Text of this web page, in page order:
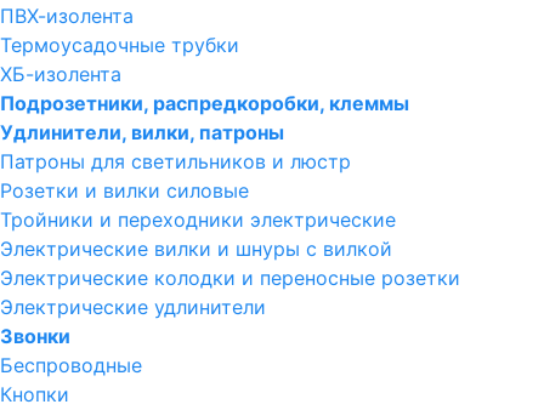
ПВХ-изолента
Термоусадочные трубки
ХБ-изолента
Подрозетники, распредкоробки, клеммы
Удлинители, вилки, патроны
Патроны для светильников и люстр
Розетки и вилки силовые
Тройники и переходники электрические
Электрические вилки и шнуры с вилкой
Электрические колодки и переносные розетки
Электрические удлинители
Звонки
Беспроводные
Кнопки